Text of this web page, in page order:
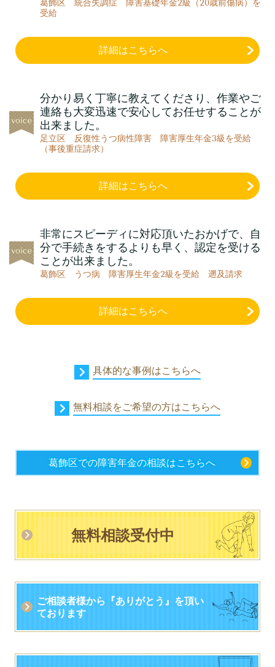
葛飾区 統合失調症 障害基礎年金2級（20歳前傷病）を
受給
詳細はこちらへ
分かり易く丁寧に教えてくださり、作業やご
連絡も大変迅速で安心してお任せすることが
出来ました。
足立区 反復性うつ病性障害 障害厚生年金3級を受給
（事後重症請求）
詳細はこちらへ
非常にスピーディに対応頂いたおかげで、自
分で手続きをするよりも早く、認定を受ける
ことが出来ました。
葛飾区 うつ病 障害厚生年金2級を受給 遡及請求
詳細はこちらへ
具体的な事例はこちらへ
無料相談をご希望の方はこちらへ
葛飾区での障害年金の相談はこちらへ
無料相談受付中
ご相談者様から 『ありがとう』 を頂い
ております